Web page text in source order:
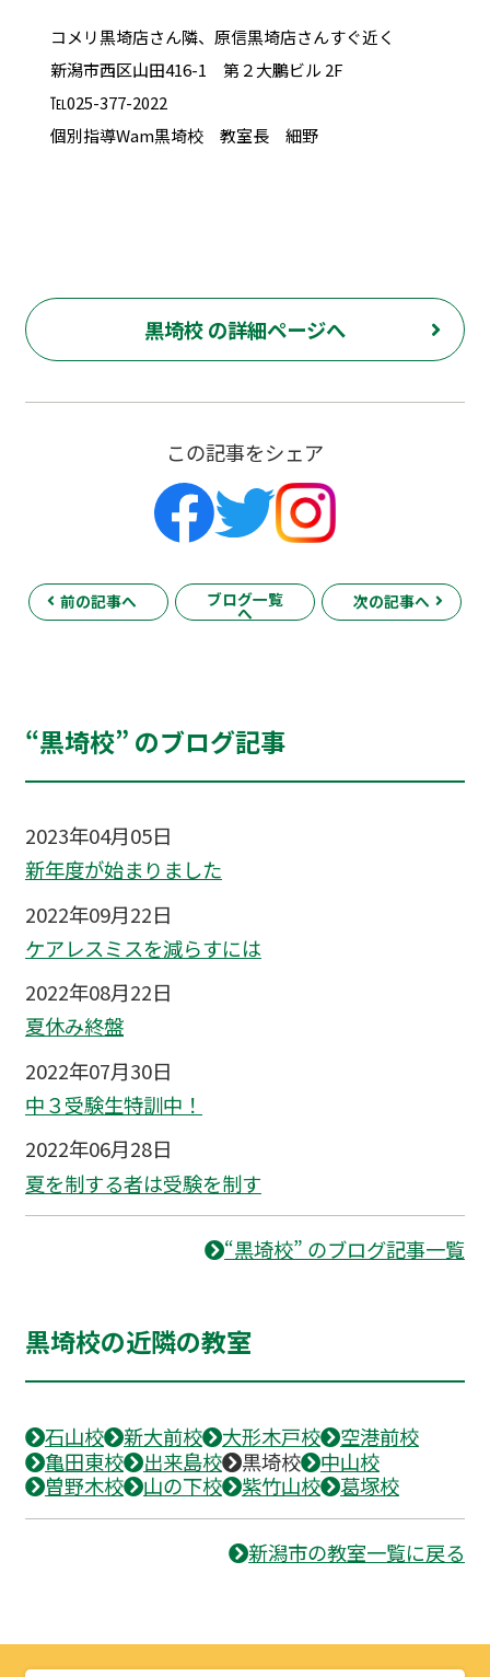
コメリ黒埼店さん隣、原信黒埼店さんすぐ近く
新潟市西区山田416-1 第２大鵬ビル 2F
℡025-377-2022
個別指導Wam黒埼校 教室長 細野
黒埼校 の詳細ページへ
この記事をシェア
前の記事へ ブログ一覧
へ
次の記事へ
“黒埼校” のブログ記事
2023年04月05日
新年度が始まりました
2022年09月22日
ケアレスミスを減らすには
2022年08月22日
夏休み終盤
2022年07月30日
中３受験生特訓中！
2022年06月28日
夏を制する者は受験を制す
“黒埼校” のブログ記事一覧
黒埼校の近隣の教室
石山校 新大前校 大形木戸校
空港前校
亀田東校
出来島校 黒埼校
中山校
曽野木校
山の下校 紫竹山校 葛塚校
新潟市の教室一覧に戻る